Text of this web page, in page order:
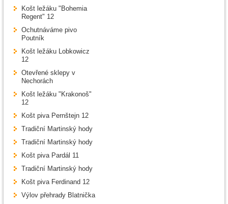
Košt ležáku "Bohemia
Regent" 12
Ochutnáváme pivo
Poutník
Košt ležáku Lobkowicz
12
Otevřené sklepy v
Nechorách
Košt ležáku "Krakonoš"
12
Košt piva Pernštejn 12
Tradiční Martinský hody
Tradiční Martinský hody
Košt piva Pardál 11
Tradiční Martinský hody
Košt piva Ferdinand 12
Výlov přehrady Blatnička